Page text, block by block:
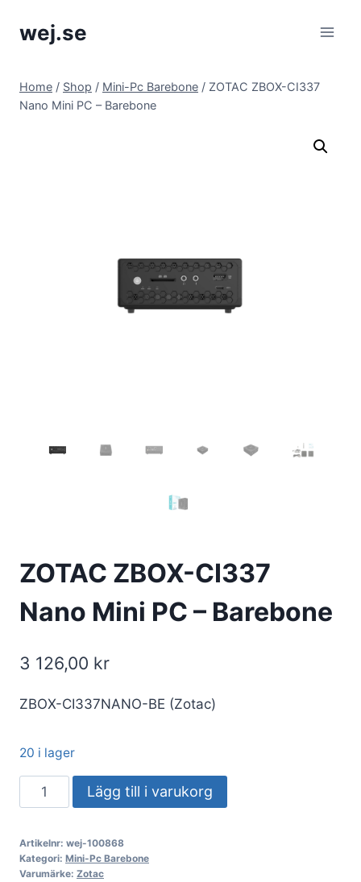
wej.se
Home / Shop / Mini-Pc Barebone / ZOTAC ZBOX-CI337
Nano Mini PC – Barebone
ZOTAC ZBOX-CI337
Nano Mini PC – Barebone
3 126,00 kr
ZBOX-CI337NANO-BE (Zotac)
20 i lager
ZOTAC
ZBOX-
Nano
Mini
Lägg till i varukorg
Artikelnr: wej-100868
Kategori: Mini-Pc Barebone
Varumärke: Zotac